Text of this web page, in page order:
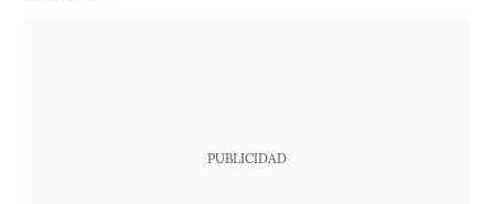
PUBLICIDAD